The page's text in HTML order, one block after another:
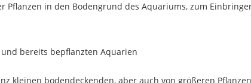
Pflanzen in den Bodengrund des Aquariums, zum
bereits bepflanzten Aquarien
kleinen bodendeckenden, aber auch von größeren Pflanzen